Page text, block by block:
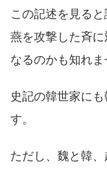
この記述を見る
燕を攻撃した斉
なるのかも知れま
史記の韓世家に
す。
ただし、魏と韓